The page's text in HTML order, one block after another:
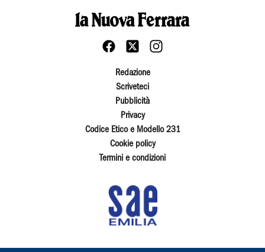
Redazione
Scriveteci
Pubblicità
Privacy
Codice Etico e Modello 231
Cookie policy
Termini e condizioni